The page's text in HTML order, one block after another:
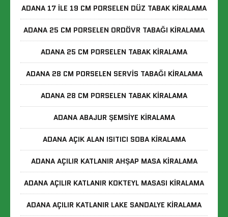
ADANA 17 ILE 19 CM PORSELEN DÜZ TABAK KIRALAMA
ADANA 25 CM PORSELEN ORDÖVR TABAĞI KIRALAMA
ADANA 25 CM PORSELEN TABAK KIRALAMA
ADANA 28 CM PORSELEN SERVIS TABAĞI KIRALAMA
ADANA 28 CM PORSELEN TABAK KIRALAMA
ADANA ABAJUR ŞEMSIYE KIRALAMA
ADANA AÇIK ALAN ISITICI SOBA KIRALAMA
ADANA AÇILIR KATLANIR AHŞAP MASA KIRALAMA
ADANA AÇILIR KATLANIR KOKTEYL MASASI KIRALAMA
ADANA AÇILIR KATLANIR LAKE SANDALYE KIRALAMA